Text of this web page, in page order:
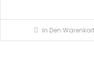
In Den